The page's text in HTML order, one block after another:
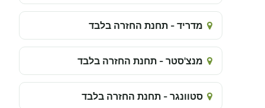
מדריד - תחנת החזרה בלבד
מנצ'סטר - תחנת החזרה בלבד
סטוונגר - תחנת החזרה בלבד